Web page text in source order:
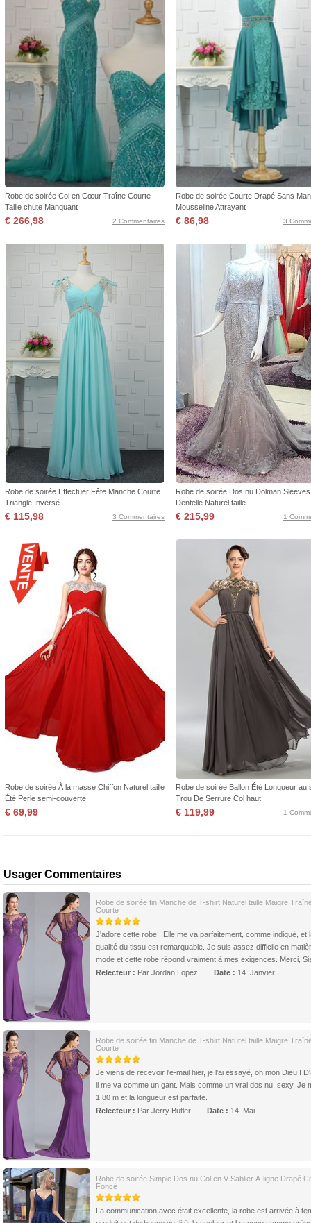
Robe de soirée Col en Cœur Traîne Courte
Taille chute Manquant
€ 266,98 2 Commentaires
Robe de soirée Courte Drapé Sans
Mousseline Attrayant
€ 86,98 3
Robe de soirée Effectuer Fête Manche Courte
Triangle Inversé
€ 115,98 3 Commentaires
Robe de soirée Dos nu Dolman Sleeves
Dentelle Naturel taille
€ 215,99 1
Robe de soirée À la masse Chiffon Naturel taille
Été Perle semi-couverte
€ 69,99
Robe de soirée Ballon Été Longueur au
Trou De Serrure Col haut
€ 119,99 1
Usager Commentaires
Robe de soirée fin Manche de T-shirt Naturel taille Maigre
Courte
J'adore cette robe ! Elle me va parfaitement, comme indiqué, et
qualité du tissu est remarquable. Je suis assez difficile en
mode et cette robe répond vraiment à mes exigences. Merci,
Relecteur : Par Jordan Lopez Date : 14. Janvier
Robe de soirée fin Manche de T-shirt Naturel taille Maigre
Courte
Je viens de recevoir l'e-mail hier, je l'ai essayé, oh mon Dieu !
il me va comme un gant. Mais comme un vrai dos nu, sexy. Je
1,80 m et la longueur est parfaite.
Relecteur : Par Jerry Butler Date : 14. Mai
Robe de soirée Simple Dos nu Col en V Sablier A-ligne Drapé
Foncé
La communication avec était excellente, la robe est arrivée à